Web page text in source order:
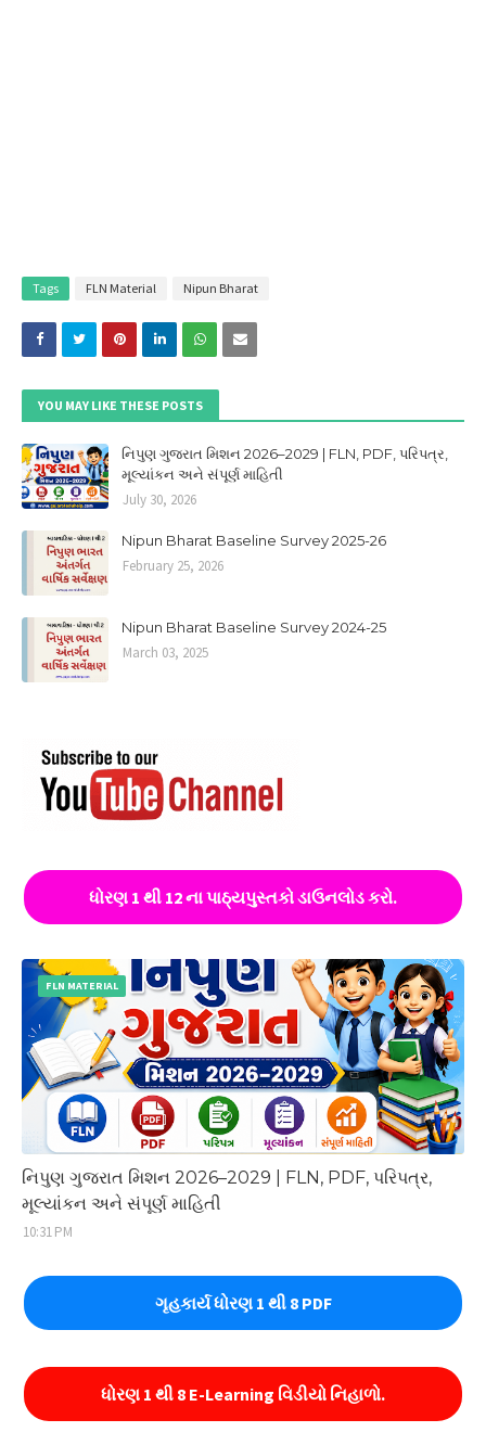
Tags FLN Material Nipun Bharat
YOU MAY LIKE THESE POSTS
નિપુણ ગુજરાત મિશન 2026–2029 | FLN, PDF, પરિપત્ર,
મૂલ્યાંકન અને સંપૂર્ણ માહિતી
July 30, 2026
Nipun Bharat Baseline Survey 2025-26
February 25, 2026
Nipun Bharat Baseline Survey 2024-25
March 03, 2025
ધોરણ 1 થી 12 ના પાઠ્યપુસ્તકો ડાઉનલોડ કરો.
FLN MATERIAL
નિપુણ ગુજરાત મિશન 2026–2029 | FLN, PDF, પરિપત્ર,
મૂલ્યાંકન અને સંપૂર્ણ માહિતી
10:31 PM
ગૃહકાર્ય ધોરણ 1 થી 8 PDF
ધોરણ 1 થી 8 E-Learning વિડીયો નિહાળો.